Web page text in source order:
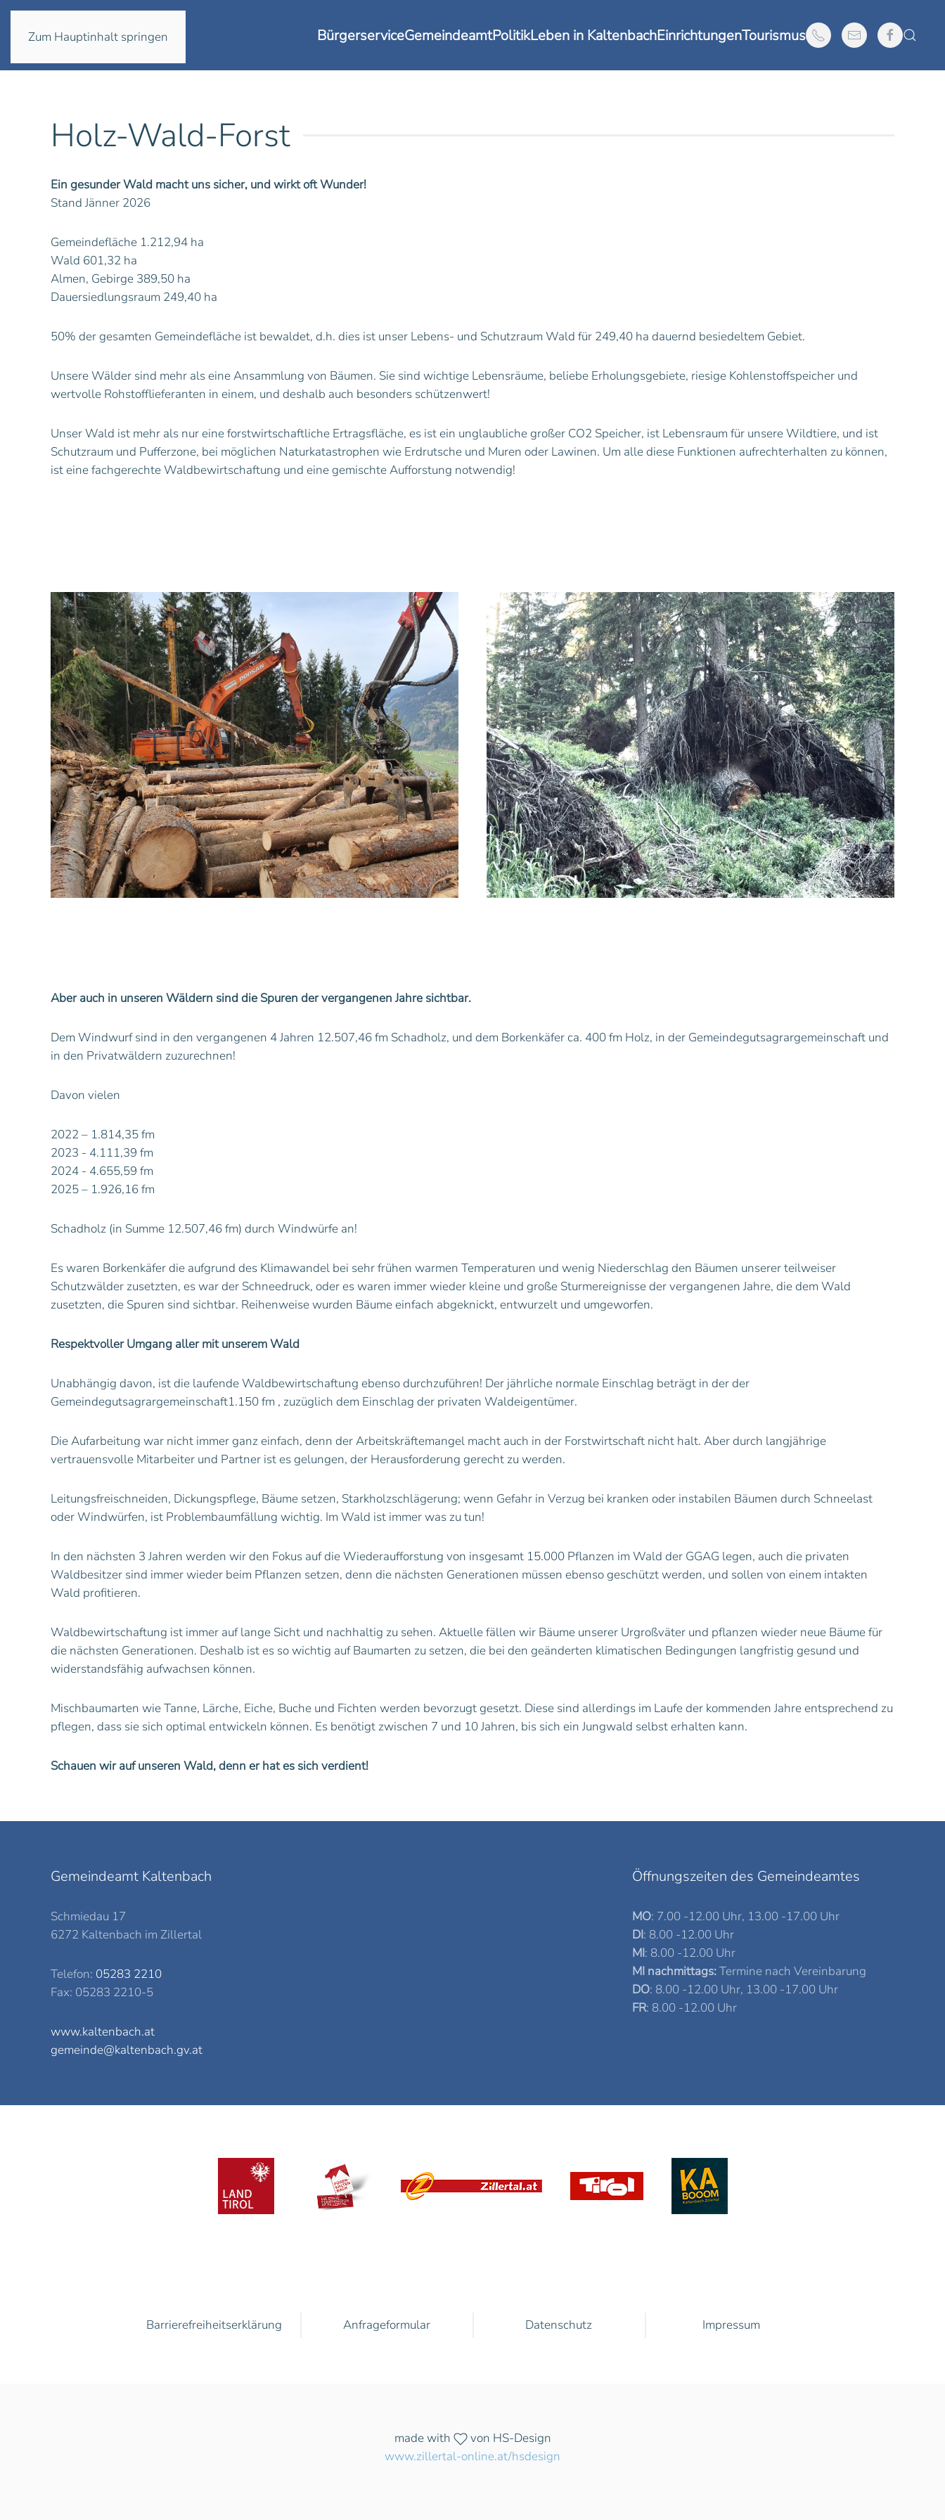
Zum Hauptinhalt springen BürgerserviceGemeindeamtPolitikLeben in KaltenbachEinrichtungenTourismus
Holz-Wald-Forst
Ein gesunder Wald macht uns sicher, und wirkt oft Wunder!
Stand Jänner 2026
Gemeindefläche 1.212,94 ha
Wald 601,32 ha
Almen, Gebirge 389,50 ha
Dauersiedlungsraum 249,40 ha
50% der gesamten Gemeindefläche ist bewaldet, d.h. dies ist unser Lebens- und Schutzraum Wald für 249,40 ha dauernd besiedeltem Gebiet.
Unsere Wälder sind mehr als eine Ansammlung von Bäumen. Sie sind wichtige Lebensräume, beliebe Erholungsgebiete, riesige Kohlenstoffspeicher und
wertvolle Rohstofflieferanten in einem, und deshalb auch besonders schützenwert!
Unser Wald ist mehr als nur eine forstwirtschaftliche Ertragsfläche, es ist ein unglaubliche großer CO2 Speicher, ist Lebensraum für unsere Wildtiere, und ist
Schutzraum und Pufferzone, bei möglichen Naturkatastrophen wie Erdrutsche und Muren oder Lawinen. Um alle diese Funktionen aufrechterhalten zu können,
ist eine fachgerechte Waldbewirtschaftung und eine gemischte Aufforstung notwendig!
Aber auch in unseren Wäldern sind die Spuren der vergangenen Jahre sichtbar.
Dem Windwurf sind in den vergangenen 4 Jahren 12.507,46 fm Schadholz, und dem Borkenkäfer ca. 400 fm Holz, in der Gemeindegutsagrargemeinschaft und
in den Privatwäldern zuzurechnen!
Davon vielen
2022 – 1.814,35 fm
2023 - 4.111,39 fm
2024 - 4.655,59 fm
2025 – 1.926,16 fm
Schadholz (in Summe 12.507,46 fm) durch Windwürfe an!
Es waren Borkenkäfer die aufgrund des Klimawandel bei sehr frühen warmen Temperaturen und wenig Niederschlag den Bäumen unserer teilweiser
Schutzwälder zusetzten, es war der Schneedruck, oder es waren immer wieder kleine und große Sturmereignisse der vergangenen Jahre, die dem Wald
zusetzten, die Spuren sind sichtbar. Reihenweise wurden Bäume einfach abgeknickt, entwurzelt und umgeworfen.
Respektvoller Umgang aller mit unserem Wald
Unabhängig davon, ist die laufende Waldbewirtschaftung ebenso durchzuführen! Der jährliche normale Einschlag beträgt in der der
Gemeindegutsagrargemeinschaft1.150 fm , zuzüglich dem Einschlag der privaten Waldeigentümer.
Die Aufarbeitung war nicht immer ganz einfach, denn der Arbeitskräftemangel macht auch in der Forstwirtschaft nicht halt. Aber durch langjährige
vertrauensvolle Mitarbeiter und Partner ist es gelungen, der Herausforderung gerecht zu werden.
Leitungsfreischneiden, Dickungspflege, Bäume setzen, Starkholzschlägerung; wenn Gefahr in Verzug bei kranken oder instabilen Bäumen durch Schneelast
oder Windwürfen, ist Problembaumfällung wichtig. Im Wald ist immer was zu tun!
In den nächsten 3 Jahren werden wir den Fokus auf die Wiederaufforstung von insgesamt 15.000 Pflanzen im Wald der GGAG legen, auch die privaten
Waldbesitzer sind immer wieder beim Pflanzen setzen, denn die nächsten Generationen müssen ebenso geschützt werden, und sollen von einem intakten
Wald profitieren.
Waldbewirtschaftung ist immer auf lange Sicht und nachhaltig zu sehen. Aktuelle fällen wir Bäume unserer Urgroßväter und pflanzen wieder neue Bäume für
die nächsten Generationen. Deshalb ist es so wichtig auf Baumarten zu setzen, die bei den geänderten klimatischen Bedingungen langfristig gesund und
widerstandsfähig aufwachsen können.
Mischbaumarten wie Tanne, Lärche, Eiche, Buche und Fichten werden bevorzugt gesetzt. Diese sind allerdings im Laufe der kommenden Jahre entsprechend zu
pflegen, dass sie sich optimal entwickeln können. Es benötigt zwischen 7 und 10 Jahren, bis sich ein Jungwald selbst erhalten kann.
Schauen wir auf unseren Wald, denn er hat es sich verdient!
Gemeindeamt Kaltenbach
Schmiedau 17
6272 Kaltenbach im Zillertal
Telefon: 05283 2210
Fax: 05283 2210-5
www.kaltenbach.at
gemeinde@kaltenbach.gv.at
Öffnungszeiten des Gemeindeamtes
MO: 7.00 -12.00 Uhr, 13.00 -17.00 Uhr
DI: 8.00 -12.00 Uhr
MI: 8.00 -12.00 Uhr
MI nachmittags:Termine nach Vereinbarung
DO: 8.00 -12.00 Uhr, 13.00 -17.00 Uhr
FR: 8.00 -12.00 Uhr
Barrierefreiheitserklärung Anfrageformular Datenschutz Impressum
made with
von HS-Design
www.zillertal-online.at/hsdesign